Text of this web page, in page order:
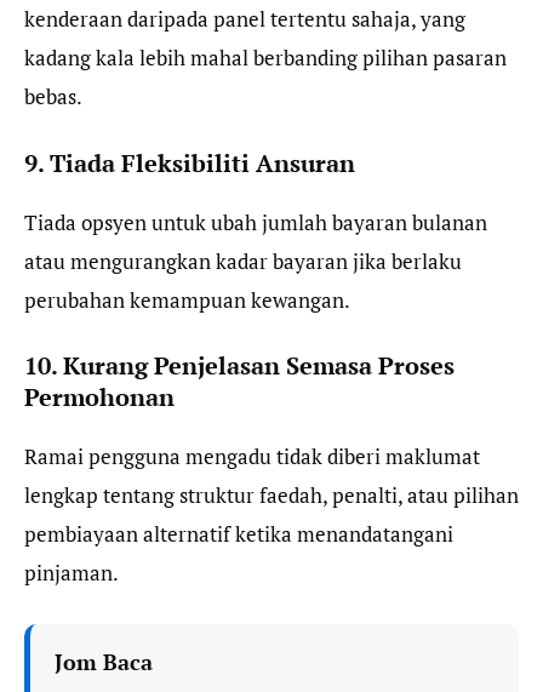
kenderaan daripada panel tertentu sahaja, yang
kadang kala lebih mahal berbanding pilihan pasaran
bebas.
9. Tiada Fleksibiliti Ansuran
Tiada opsyen untuk ubah jumlah bayaran bulanan
atau mengurangkan kadar bayaran jika berlaku
perubahan kemampuan kewangan.
10. Kurang Penjelasan Semasa Proses
Permohonan
Ramai pengguna mengadu tidak diberi maklumat
lengkap tentang struktur faedah, penalti, atau pilihan
pembiayaan alternatif ketika menandatangani
pinjaman.
Jom Baca